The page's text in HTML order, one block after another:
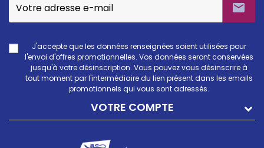

J'accepte que les données renseignées soient utilisées pour
l'envoi d'offres promotionnelles. Vos données seront conservées
jusqu'à votre désinscription. Vous pouvez vous désinscrire à
tout moment par l'intermédiaire du lien présent dans les emails
promotionnels qui vous sont adressés.
VOTRE COMPTE